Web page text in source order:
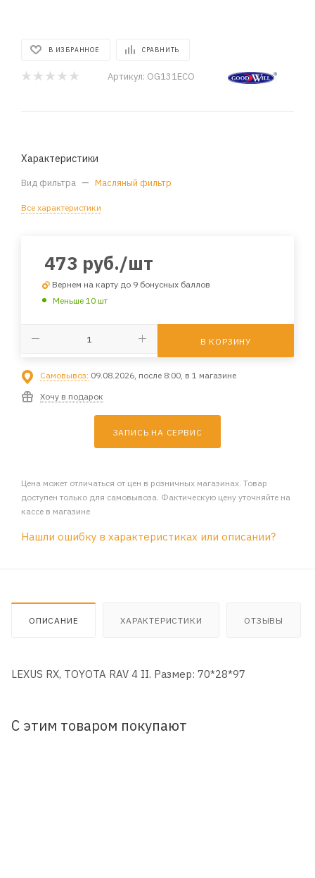
В ИЗБРАННОЕ СРАВНИТЬ
Артикул: OG131ECO
Характеристики
Вид фильтра — Масляный фильтр
Все характеристики
473 руб./шт
Вернем на карту до 9 бонусных баллов
Меньше 10 шт
В КОРЗИНУ
Самовывоз: 09.08.2026, после 8:00, в 1 магазине
Хочу в подарок
ЗАПИСЬ НА СЕРВИС
Цена может отличаться от цен в розничных магазинах. Товар
доступен только для самовывоза. Фактическую цену уточняйте на
кассе в магазине
Нашли ошибку в характеристиках или описании?
ОПИСАНИЕ ХАРАКТЕРИСТИКИ ОТЗЫВЫ
LEXUS RX, TOYOTA RAV 4 II. Размер: 70*28*97
С этим товаром покупают